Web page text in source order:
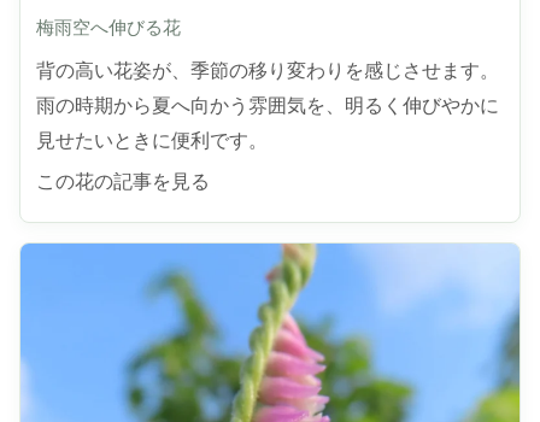
梅雨空へ伸びる花
背の高い花姿が、季節の移り変わりを感じさせます。
雨の時期から夏へ向かう雰囲気を、明るく伸びやかに
見せたいときに便利です。
この花の記事を見る